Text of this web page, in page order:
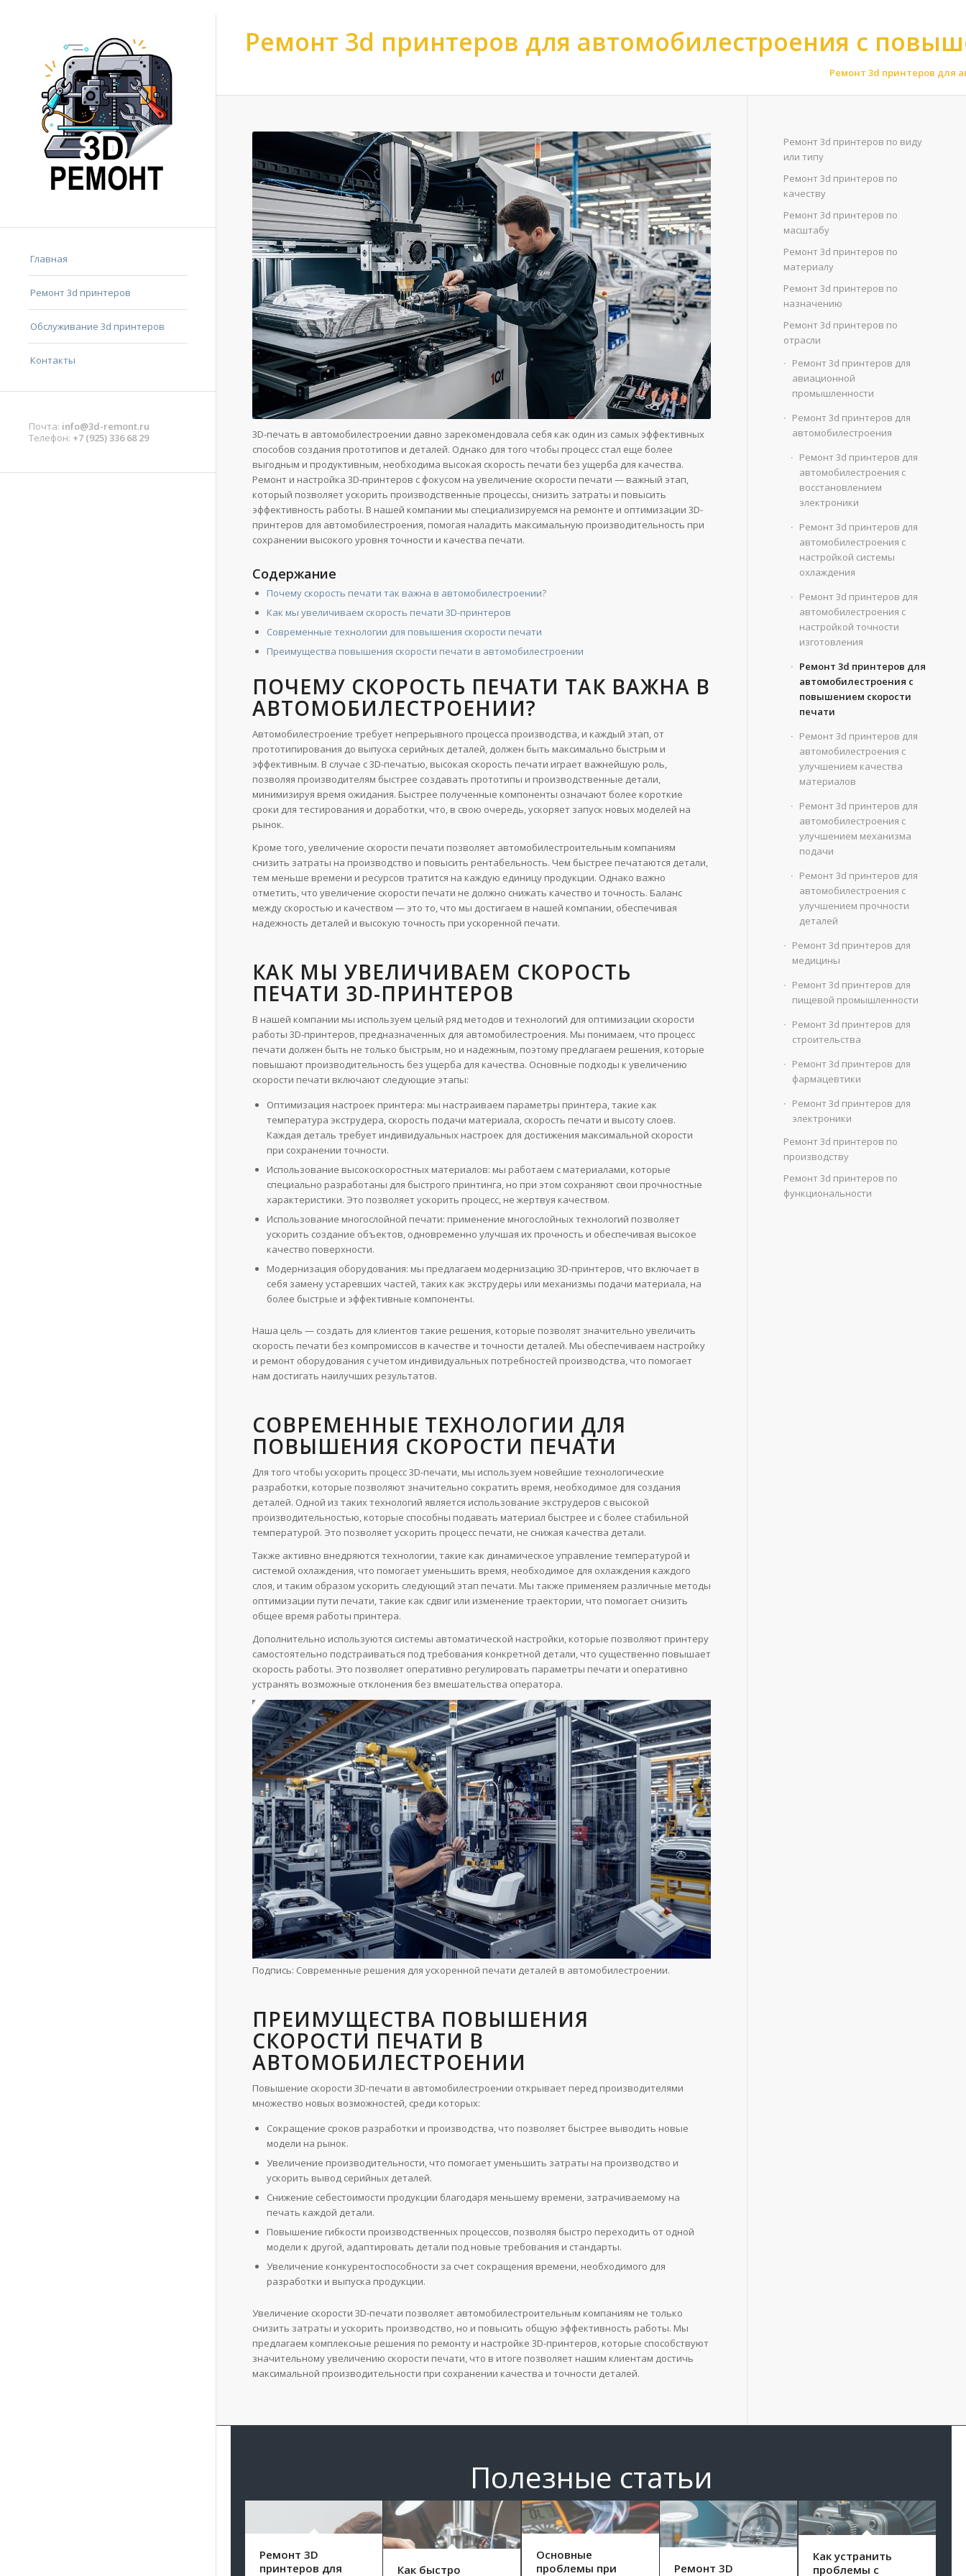
Главная
Ремонт 3d принтеров
Обслуживание 3d принтеров
Контакты
Почта: info@3d-remont.ru
Телефон: +7 (925) 336 68 29
Ремонт 3d принтеров для автомобилестроения с
Ремонт 3d принтеров для
3D-печать в автомобилестроении давно зарекомендовала себя как один из самых эффективных
способов создания прототипов и деталей. Однако для того чтобы процесс стал еще более
выгодным и продуктивным, необходима высокая скорость печати без ущерба для качества.
Ремонт и настройка 3D-принтеров с фокусом на увеличение скорости печати — важный этап,
который позволяет ускорить производственные процессы, снизить затраты и повысить
эффективность работы. В нашей компании мы специализируемся на ремонте и оптимизации 3D-
принтеров для автомобилестроения, помогая наладить максимальную производительность при
сохранении высокого уровня точности и качества печати.
Содержание
Почему скорость печати так важна в автомобилестроении?
Как мы увеличиваем скорость печати 3D-принтеров
Современные технологии для повышения скорости печати
Преимущества повышения скорости печати в автомобилестроении
ПОЧЕМУ СКОРОСТЬ ПЕЧАТИ ТАК ВАЖНА В
АВТОМОБИЛЕСТРОЕНИИ?
Автомобилестроение требует непрерывного процесса производства, и каждый этап, от
прототипирования до выпуска серийных деталей, должен быть максимально быстрым и
эффективным. В случае с 3D-печатью, высокая скорость печати играет важнейшую роль,
позволяя производителям быстрее создавать прототипы и производственные детали,
минимизируя время ожидания. Быстрее полученные компоненты означают более короткие
сроки для тестирования и доработки, что, в свою очередь, ускоряет запуск новых моделей на
рынок.
Кроме того, увеличение скорости печати позволяет автомобилестроительным компаниям
снизить затраты на производство и повысить рентабельность. Чем быстрее печатаются детали,
тем меньше времени и ресурсов тратится на каждую единицу продукции. Однако важно
отметить, что увеличение скорости печати не должно снижать качество и точность. Баланс
между скоростью и качеством — это то, что мы достигаем в нашей компании, обеспечивая
надежность деталей и высокую точность при ускоренной печати.
КАК МЫ УВЕЛИЧИВАЕМ СКОРОСТЬ
ПЕЧАТИ 3D-ПРИНТЕРОВ
В нашей компании мы используем целый ряд методов и технологий для оптимизации скорости
работы 3D-принтеров, предназначенных для автомобилестроения. Мы понимаем, что процесс
печати должен быть не только быстрым, но и надежным, поэтому предлагаем решения, которые
повышают производительность без ущерба для качества. Основные подходы к увеличению
скорости печати включают следующие этапы:
Оптимизация настроек принтера: мы настраиваем параметры принтера, такие как
температура экструдера, скорость подачи материала, скорость печати и высоту слоев.
Каждая деталь требует индивидуальных настроек для достижения максимальной скорости
при сохранении точности.
Использование высокоскоростных материалов: мы работаем с материалами, которые
специально разработаны для быстрого принтинга, но при этом сохраняют свои прочностные
характеристики. Это позволяет ускорить процесс, не жертвуя качеством.
Использование многослойной печати: применение многослойных технологий позволяет
ускорить создание объектов, одновременно улучшая их прочность и обеспечивая высокое
качество поверхности.
Модернизация оборудования: мы предлагаем модернизацию 3D-принтеров, что включает в
себя замену устаревших частей, таких как экструдеры или механизмы подачи материала, на
более быстрые и эффективные компоненты.
Наша цель — создать для клиентов такие решения, которые позволят значительно увеличить
скорость печати без компромиссов в качестве и точности деталей. Мы обеспечиваем настройку
и ремонт оборудования с учетом индивидуальных потребностей производства, что помогает
нам достигать наилучших результатов.
СОВРЕМЕННЫЕ ТЕХНОЛОГИИ ДЛЯ
ПОВЫШЕНИЯ СКОРОСТИ ПЕЧАТИ
Для того чтобы ускорить процесс 3D-печати, мы используем новейшие технологические
разработки, которые позволяют значительно сократить время, необходимое для создания
деталей. Одной из таких технологий является использование экструдеров с высокой
производительностью, которые способны подавать материал быстрее и с более стабильной
температурой. Это позволяет ускорить процесс печати, не снижая качества детали.
Также активно внедряются технологии, такие как динамическое управление температурой и
системой охлаждения, что помогает уменьшить время, необходимое для охлаждения каждого
слоя, и таким образом ускорить следующий этап печати. Мы также применяем различные методы
оптимизации пути печати, такие как сдвиг или изменение траектории, что помогает снизить
общее время работы принтера.
Дополнительно используются системы автоматической настройки, которые позволяют принтеру
самостоятельно подстраиваться под требования конкретной детали, что существенно повышает
скорость работы. Это позволяет оперативно регулировать параметры печати и оперативно
устранять возможные отклонения без вмешательства оператора.
Подпись: Современные решения для ускоренной печати деталей в автомобилестроении.
ПРЕИМУЩЕСТВА ПОВЫШЕНИЯ
СКОРОСТИ ПЕЧАТИ В
АВТОМОБИЛЕСТРОЕНИИ
Повышение скорости 3D-печати в автомобилестроении открывает перед производителями
множество новых возможностей, среди которых:
Сокращение сроков разработки и производства, что позволяет быстрее выводить новые
модели на рынок.
Увеличение производительности, что помогает уменьшить затраты на производство и
ускорить вывод серийных деталей.
Снижение себестоимости продукции благодаря меньшему времени, затрачиваемому на
печать каждой детали.
Повышение гибкости производственных процессов, позволяя быстро переходить от одной
модели к другой, адаптировать детали под новые требования и стандарты.
Увеличение конкурентоспособности за счет сокращения времени, необходимого для
разработки и выпуска продукции.
Увеличение скорости 3D-печати позволяет автомобилестроительным компаниям не только
снизить затраты и ускорить производство, но и повысить общую эффективность работы. Мы
предлагаем комплексные решения по ремонту и настройке 3D-принтеров, которые способствуют
значительному увеличению скорости печати, что в итоге позволяет нашим клиентам достичь
максимальной производительности при сохранении качества и точности деталей.
Ремонт 3d принтеров по виду
или типу
Ремонт 3d принтеров по
качеству
Ремонт 3d принтеров по
масштабу
Ремонт 3d принтеров по
материалу
Ремонт 3d принтеров по
назначению
Ремонт 3d принтеров по
отрасли
Ремонт 3d принтеров для
авиационной
промышленности
Ремонт 3d принтеров для
автомобилестроения
Ремонт 3d принтеров для
автомобилестроения с
восстановлением
электроники
Ремонт 3d принтеров для
автомобилестроения с
настройкой системы
охлаждения
Ремонт 3d принтеров для
автомобилестроения с
настройкой точности
изготовления
Ремонт 3d принтеров для
автомобилестроения с
повышением скорости
печати
Ремонт 3d принтеров для
автомобилестроения с
улучшением качества
материалов
Ремонт 3d принтеров для
автомобилестроения с
улучшением механизма
подачи
Ремонт 3d принтеров для
автомобилестроения с
улучшением прочности
деталей
Ремонт 3d принтеров для
медицины
Ремонт 3d принтеров для
пищевой промышленности
Ремонт 3d принтеров для
строительства
Ремонт 3d принтеров для
фармацевтики
Ремонт 3d принтеров для
электроники
Ремонт 3d принтеров по
производству
Ремонт 3d принтеров по
функциональности
Полезные статьи
Ремонт 3D
принтеров для
Как быстро
Основные
проблемы при
Ремонт 3D
Как устранить
проблемы с